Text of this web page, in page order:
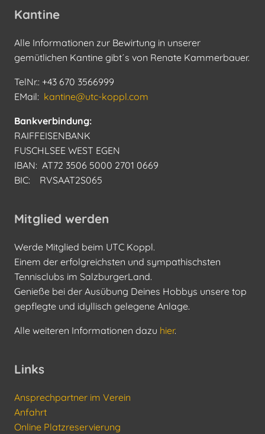
Kantine
Alle Informationen zur Bewirtung in unserer
gemütlichen Kantine gibt´s von Renate Kammerbauer.
TelNr.: +43 670 3566999
EMail: kantine@utc-koppl.com
Bankverbindung:
RAIFFEISENBANK
FUSCHLSEE WEST EGEN
IBAN: AT72 3506 5000 2701 0669
BIC: RVSAAT2S065
Mitglied werden
Werde Mitglied beim UTC Koppl.
Einem der erfolgreichsten und sympathischsten
Tennisclubs im SalzburgerLand.
Genieße bei der Ausübung Deines Hobbys unsere top
gepflegte und idyllisch gelegene Anlage.
Alle weiteren Informationen dazu hier.
Links
Ansprechpartner im Verein
Anfahrt
Online Platzreservierung